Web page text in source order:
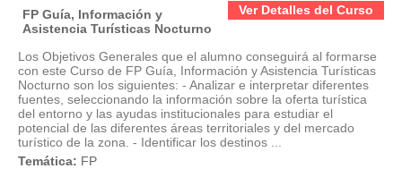
Ver Detalles del Curso
FP Guía, Información y
Asistencia Turísticas Nocturno
Los Objetivos Generales que el alumno conseguirá al formarse
con este Curso de FP Guía, Información y Asistencia Turísticas
Nocturno son los siguientes: - Analizar e interpretar diferentes
fuentes, seleccionando la información sobre la oferta turística
del entorno y las ayudas institucionales para estudiar el
potencial de las diferentes áreas territoriales y del mercado
turístico de la zona. - Identificar los destinos ...
Temática: FP